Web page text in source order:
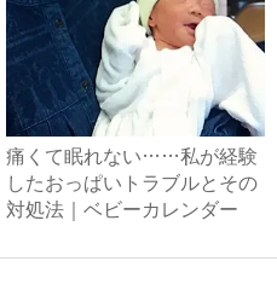
痛くて眠れない……私が経験
したおっぱいトラブルとその
対処法｜ベビーカレンダー